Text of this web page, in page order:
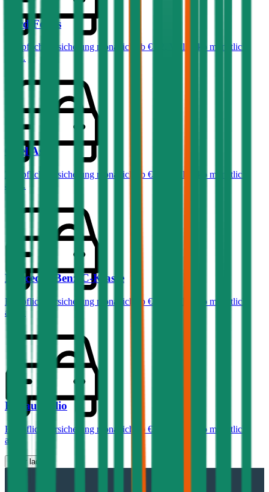
Ford Focus
Haftpflichtversicherung monatlich ab € 32
Vollkasko monatlich
ab …
Opel Astra
Haftpflichtversicherung monatlich ab € 36
Vollkasko monatlich
ab …
Mercedes-Benz C-Klasse
Haftpflichtversicherung monatlich ab € 99
Vollkasko monatlich
ab …
Renault Clio
Haftpflichtversicherung monatlich ab € 30
Vollkasko monatlich
ab …
Mehr laden